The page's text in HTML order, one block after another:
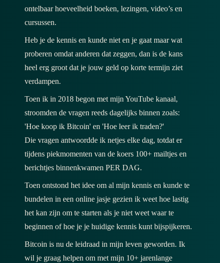
ontelbaar hoeveelheid boeken, lezingen, video’s en
cursussen.
Heb je de kennis en kunde niet en je gaat maar wat
proberen omdat anderen dat zeggen, dan is de kans
heel erg groot dat je jouw geld op korte termijn ziet
verdampen.
Toen ik in 2018 begon met mijn YouTube kanaal,
stroomden de vragen reeds dagelijks binnen zoals:
'Hoe koop ik Bitcoin' en 'Hoe leer ik traden?'
Die vragen antwoordde ik netjes elke dag, totdat er
tijdens piekmomenten van de koers 100+ mailtjes en
berichtjes binnenkwamen PER DAG.
Toen ontstond het idee om al mijn kennis en kunde te
bundelen in een online jasje gezien ik weet hoe lastig
het kan zijn om te starten als je niet weet waar te
beginnen of hoe je je huidige kennis kunt bijspijkeren.
Bitcoin is nu de leidraad in mijn leven geworden. Ik
wil je graag helpen om met mijn 10+ jarenlange